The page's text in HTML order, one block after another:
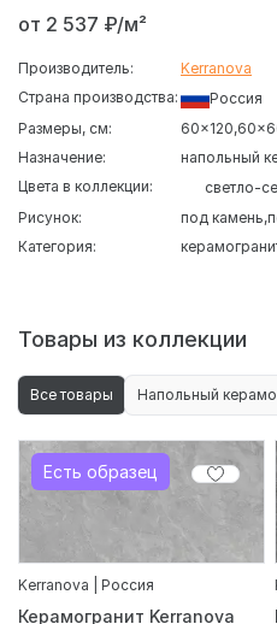
от 2 537 ₽/м²
Производитель:
Kerranova
Страна производства:
Россия
Размеры, см:
60x120
Назначение:
напольный
Цвета в коллекции:
светло-
Рисунок:
под камень
Категория:
Товары из коллекции
Все товары Напольный
Есть образец
Kerranova | Россия
Керамогранит Kerranova